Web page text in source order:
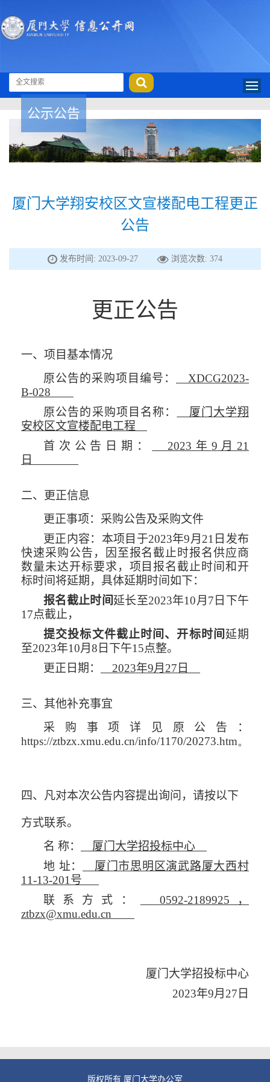
公示公告
厦门大学翔安校区文宣楼配电工程更正
公告
发布时间: 2023-09-27 浏览次数: 374
更正公告
一、项目基本情况
原公告的采购项目编号：
XDCG2023-
B-028
原公告的采购项目名称：
厦门大学翔
安校区文宣楼配电工程
首次公告日期：
2023 年 9 月 21
日
二、更正信息
更正事项：采购公告及采购文件
更正内容：本项目于2023年9月21 日发布
快速采购公告，因至报名截止时报名供应商
数量未达开标要求，项目报名截止时间和开
标时间将延期，具体延期时间如下：
报名截止时间延长至2023年10月 7 日下午
17点截止，
提交投标文件截止时间、开标时间 延期
至2023年10月 8 日下午15点整。
更正日期：
2023年9月 27 日
三、其他补充事宜
采购事项详见原公告：
https://ztbzx.xmu.edu.cn/info/1170/20273.htm。
四、凡对本次公告内容提出询问，请按以下
方式联系。
名 称：
厦门大学招投标中心
地 址：
厦门市思明区演武路厦大西村
11-13-201号
联系方式：
0592-2189925 ，
ztbzx@xmu.edu.cn
厦门大学招投标中心
2023年9月27日
版权所有 厦门大学办公室